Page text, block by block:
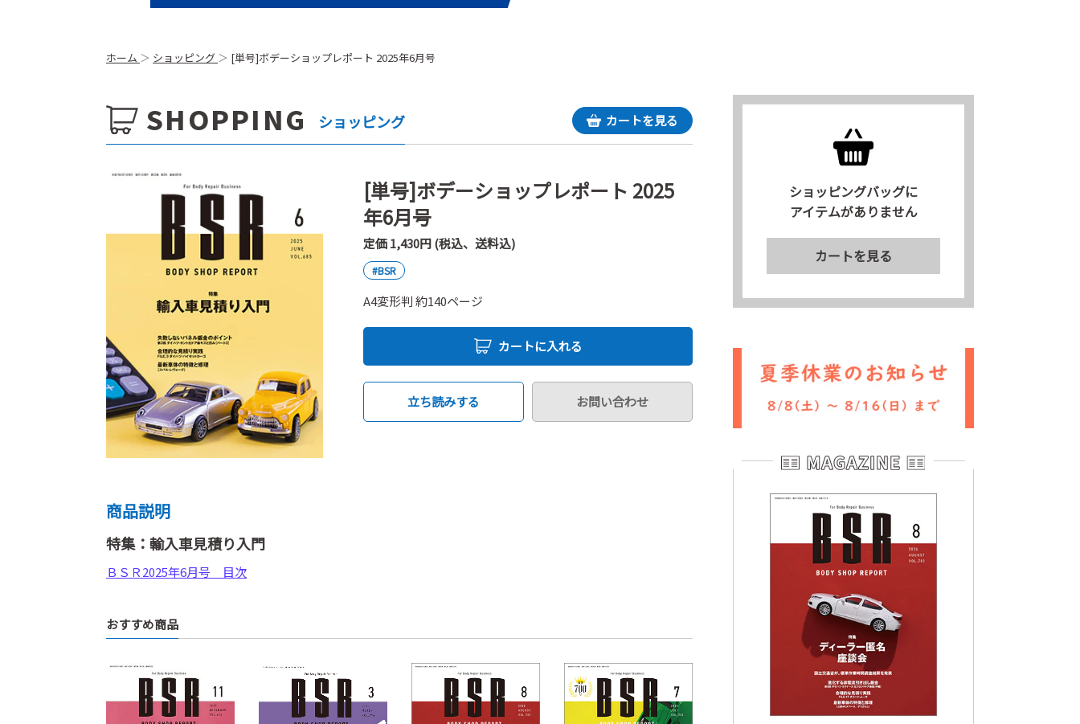
ホーム ショッピング [単号]ボデーショップレポート 2025年6月号
SHOPPING ショッピング カートを見る
[単号]ボデーショップレポート 2025
年6月号
定価 1,430円 (税込、送料込)
#BSR
A4変形判 約140ページ
カートに入れる
立ち読みする お問い合わせ
商品説明
特集：輸入車見積り入門
ＢＳＲ2025年6月号 目次
おすすめ商品
ショッピングバッグに
アイテムがありません
カートを見る